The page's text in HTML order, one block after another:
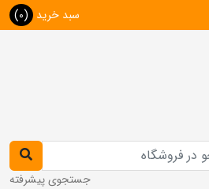
سبد خرید (0)
جستجوی پیشرفته